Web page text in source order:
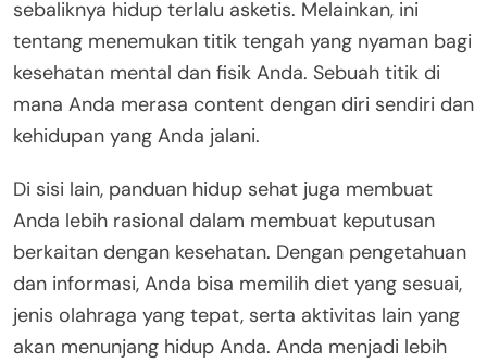
sebaliknya hidup terlalu asketis. Melainkan, ini
tentang menemukan titik tengah yang nyaman bagi
kesehatan mental dan fisik Anda. Sebuah titik di
mana Anda merasa content dengan diri sendiri dan
kehidupan yang Anda jalani.
Di sisi lain, panduan hidup sehat juga membuat
Anda lebih rasional dalam membuat keputusan
berkaitan dengan kesehatan. Dengan pengetahuan
dan informasi, Anda bisa memilih diet yang sesuai,
jenis olahraga yang tepat, serta aktivitas lain yang
akan menunjang hidup Anda. Anda menjadi lebih